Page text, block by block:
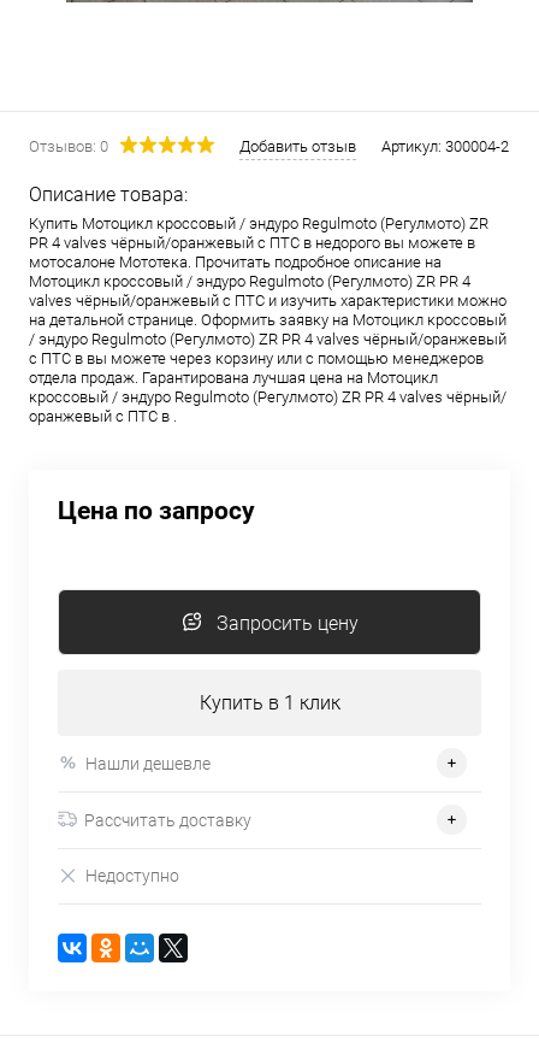
Отзывов: 0 Добавить отзыв Артикул: 300004-2
Описание товара:
Купить Мотоцикл кроссовый / эндуро Regulmoto (Регулмото) ZR
PR 4 valves чёрный/оранжевый с ПТС в недорого вы можете в
мотосалоне Мототека. Прочитать подробное описание на
Мотоцикл кроссовый / эндуро Regulmoto (Регулмото) ZR PR 4
valves чёрный/оранжевый с ПТС и изучить характеристики можно
на детальной странице. Оформить заявку на Мотоцикл кроссовый
/ эндуро Regulmoto (Регулмото) ZR PR 4 valves чёрный/оранжевый
с ПТС в вы можете через корзину или с помощью менеджеров
отдела продаж. Гарантирована лучшая цена на Мотоцикл
кроссовый / эндуро Regulmoto (Регулмото) ZR PR 4 valves чёрный/
оранжевый с ПТС в .
Цена по запросу
Запросить цену
Купить в 1 клик
Нашли дешевле
Рассчитать доставку
Недоступно